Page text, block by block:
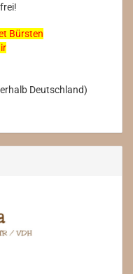
Bürsten
Deutschland)